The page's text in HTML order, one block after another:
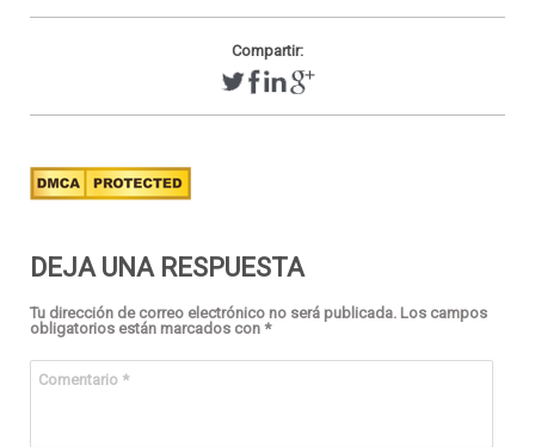
Compartir:
DEJA UNA RESPUESTA
Tu dirección de correo electrónico no será publicada. Los campos
obligatorios están marcados con *
Comentario *